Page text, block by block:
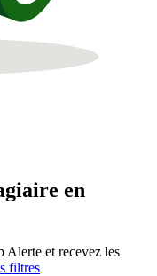
en
Alerte et recevez les
filtres